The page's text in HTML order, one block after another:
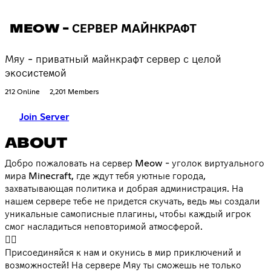
MEOW - СЕРВЕР МАЙНКРАФТ
Мяу - приватный майнкрафт сервер с целой
экосистемой
212 Online 2,201 Members
Join Server
ABOUT
Добро пожаловать на сервер Meow - уголок виртуального
мира Minecraft, где ждут тебя уютные города,
захватывающая политика и добрая администрация. На
нашем сервере тебе не придется скучать, ведь мы создали
уникальные самописные плагины, чтобы каждый игрок
смог насладиться неповторимой атмосферой.
Присоединяйся к нам и окунись в мир приключений и
возможностей! На сервере Мяу ты сможешь не только